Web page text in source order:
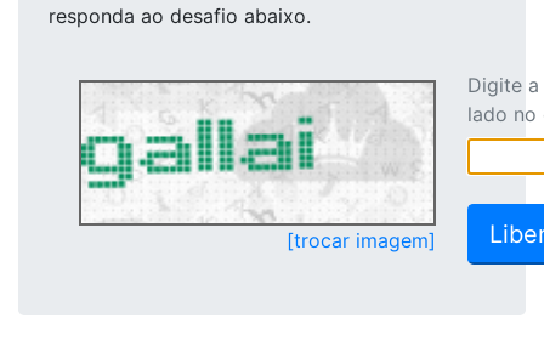
responda ao desafio abaixo.
[trocar imagem]
Digite
lado no